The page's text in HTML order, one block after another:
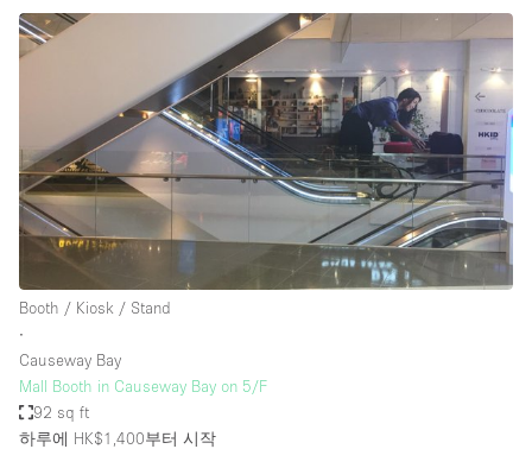
Booth / Kiosk / Stand
∙
Causeway Bay
Mall Booth in Causeway Bay on 5/F
92 sq ft
하루에 HK$1,400부터 시작